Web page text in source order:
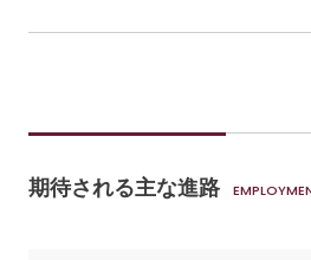
期待される主な進路